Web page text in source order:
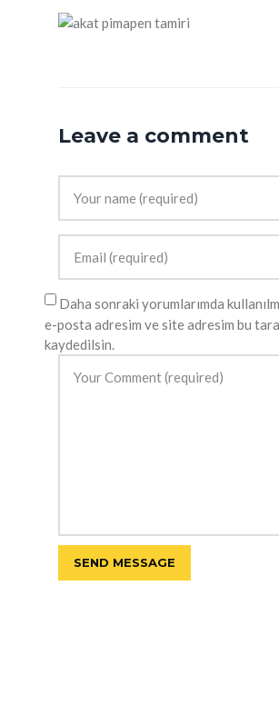
Leave a comment
Daha sonraki yorumlarımda
e-posta adresim ve site adresim bu
kaydedilsin.